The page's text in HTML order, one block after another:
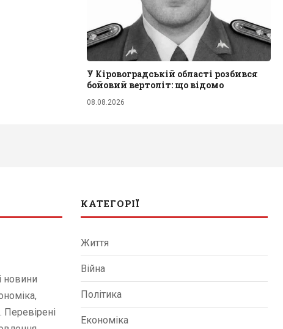
У Кіровоградській області розбився
бойовий вертоліт: що відомо
08.08.2026
новини
Перевірені
КАТЕГОРІЇ
Життя
Війна
Політика
Економіка